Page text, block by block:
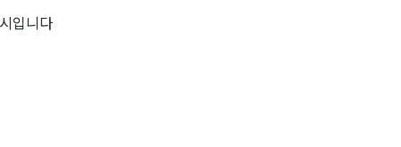
입니다